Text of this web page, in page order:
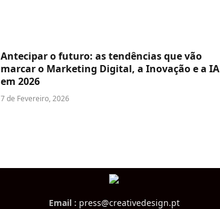
Antecipar o futuro: as tendências que vão
marcar o Marketing Digital, a Inovação e a IA
em 2026
7 de Fevereiro, 2026
Email : press@creativedesign.pt